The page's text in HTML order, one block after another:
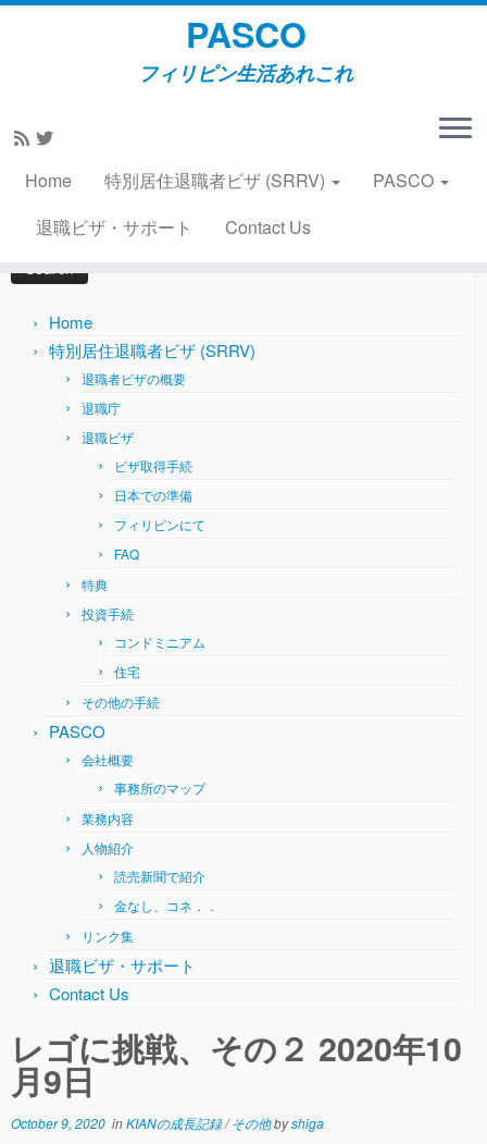
Skip
content
PASCO
フィリピン生活あれこれ
Home 特別居住退職者ビザ (SRRV)
PASCO
退職ビザ・サポート
Contact Us
Home
月9日
Search
Home
特別居住退職者ビザ (SRRV)
退職者ビザの概要
退職庁
退職ビザ
ビザ取得手続
日本での準備
フィリピンにて
FAQ
特典
投資手続
コンドミニアム
住宅
その他の手続
PASCO
会社概要
事務所のマップ
業務内容
人物紹介
読売新聞で紹介
金なし、コネ．．
リンク集
退職ビザ・サポート
Contact Us
レゴに挑戦、その２ 2020年10
月9日
October 9, 2020 inKIANの成長記録/その他byshiga